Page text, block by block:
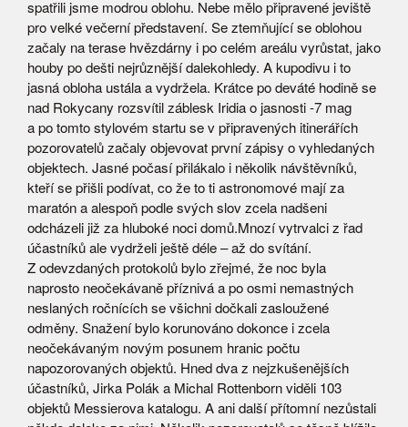
spatřili jsme modrou oblohu. Nebe mělo připravené jeviště
pro velké večerní představení. Se ztemňující se oblohou
začaly na terase hvězdárny i po celém areálu vyrůstat, jako
houby po dešti nejrůznější dalekohledy. A kupodivu i to
jasná obloha ustála a vydržela. Krátce po deváté hodině se
nad Rokycany rozsvítil záblesk Iridia o jasnosti -7 mag
a po tomto stylovém startu se v připravených itinerářích
pozorovatelů začaly objevovat první zápisy o vyhledaných
objektech. Jasné počasí přilákalo i několik návštěvníků,
kteří se přišli podívat, co že to ti astronomové mají za
maratón a alespoň podle svých slov zcela nadšeni
odcházeli již za hluboké noci domů.Mnozí vytrvalci z řad
účastníků ale vydrželi ještě déle – až do svítání.
Z odevzdaných protokolů bylo zřejmé, že noc byla
naprosto neočekávaně příznivá a po osmi nemastných
neslaných ročnících se všichni dočkali zasloužené
odměny. Snažení bylo korunováno dokonce i zcela
neočekávaným novým posunem hranic počtu
napozorovaných objektů. Hned dva z nejzkušenějších
účastníků, Jirka Polák a Michal Rottenborn viděli 103
objektů Messierova katalogu. A ani další přítomní nezůstali